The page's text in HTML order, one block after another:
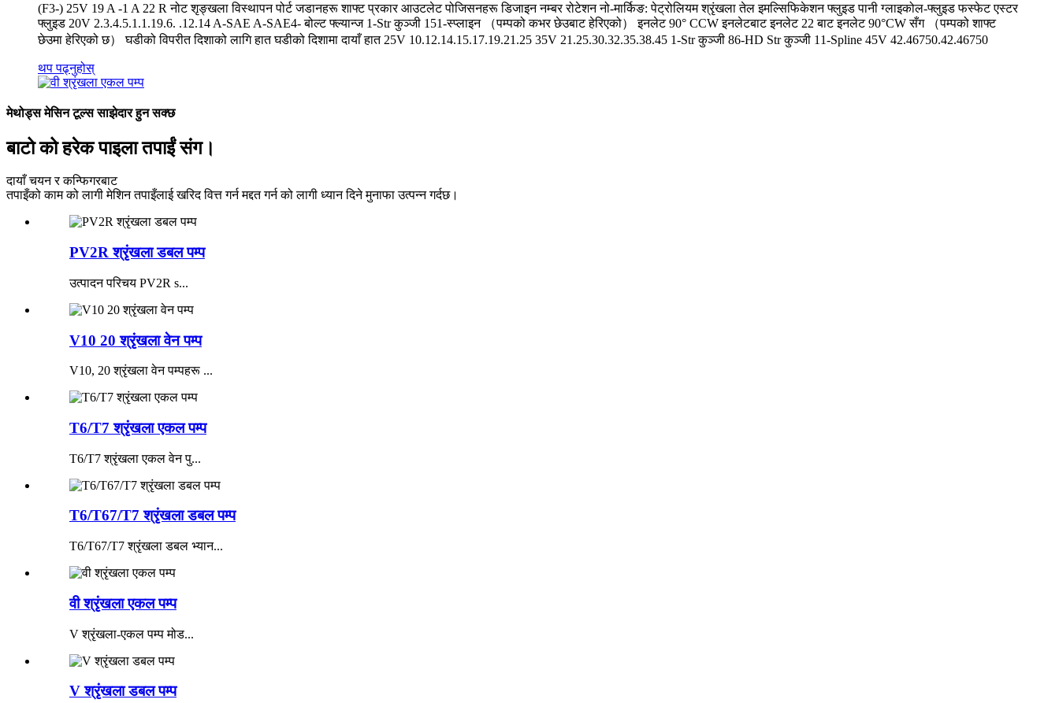
(F3-) 25V 19 A -1 A 22 R नोट शृङ्खला विस्थापन पोर्ट जडानहरू शाफ्ट प्रकार आउटलेट पोजिसनहरू डिजाइन नम्बर रोटेशन नो-मार्किङ: पेट्रोलियम श्रृंखला तेल इमल्सिफिकेशन फ्लुइड पानी ग्लाइकोल-फ्लुइड फस्फेट एस्टर
फ्लुइड 20V 2.3.4.5.1.1.19.6. .12.14 A-SAE A-SAE4- बोल्ट फ्ल्यान्ज 1-Str कुञ्जी 151-स्प्लाइन （पम्पको कभर छेउबाट हेरिएको） इनलेट 90° CCW इनलेटबाट इनलेट 22 बाट इनलेट 90°CW सँग （पम्पको शाफ्ट
छेउमा हेरिएको छ） घडीको विपरीत दिशाको लागि हात घडीको दिशामा दायाँ हात 25V 10.12.14.15.17.19.21.25 35V 21.25.30.32.35.38.45 1-Str कुञ्जी 86-HD Str कुञ्जी 11-Spline 45V 42.46750.42.46750
थप पढ्नुहोस्
मेथोड्स मेसिन टूल्स साझेदार हुन सक्छ
बाटो को हरेक पाइला तपाईं संग।
दायाँ चयन र कन्फिगरबाट
तपाइँको काम को लागी मेशिन तपाइँलाई खरिद वित्त गर्न मद्दत गर्न को लागी ध्यान दिने मुनाफा उत्पन्न गर्दछ।
PV2R श्रृंखला डबल पम्प
उत्पादन परिचय PV2R s...
V10 20 श्रृंखला वेन पम्प
V10, 20 श्रृंखला वेन पम्पहरू ...
T6/T7 श्रृंखला एकल पम्प
T6/T7 श्रृंखला एकल वेन पु...
T6/T67/T7 श्रृंखला डबल पम्प
T6/T67/T7 श्रृंखला डबल भ्यान...
वी श्रृंखला एकल पम्प
V श्रृंखला-एकल पम्प मोड...
V श्रृंखला डबल पम्प